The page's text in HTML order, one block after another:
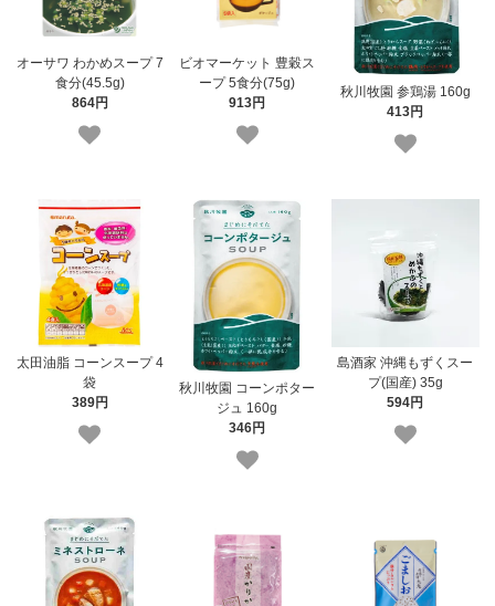
オーサワ わかめスープ 7
食分(45.5g)
864円
ビオマーケット 豊穀ス
ープ 5食分(75g)
913円
秋川牧園 参鶏湯 160g
413円
太田油脂 コーンスープ 4
袋
389円
秋川牧園 コーンポター
ジュ 160g
346円
島酒家 沖縄もずくスー
プ(国産) 35g
594円